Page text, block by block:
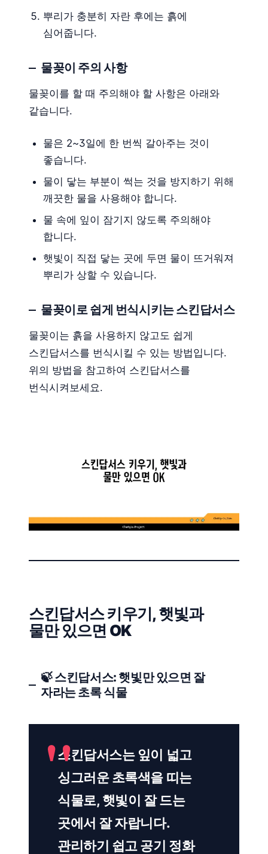
뿌리가 충분히 자란 후에는 흙에
심어줍니다.
물꽂이 주의 사항
물꽂이를 할 때 주의해야 할 사항은 아래와
같습니다.
물은 2~3일에 한 번씩 갈아주는 것이
좋습니다.
물이 닿는 부분이 썩는 것을 방지하기 위해
깨끗한 물을 사용해야 합니다.
물 속에 잎이 잠기지 않도록 주의해야
합니다.
햇빛이 직접 닿는 곳에 두면 물이 뜨거워져
뿌리가 상할 수 있습니다.
물꽂이로 쉽게 번식시키는 스킨답서스
물꽂이는 흙을 사용하지 않고도 쉽게
스킨답서스를 번식시킬 수 있는 방법입니다.
위의 방법을 참고하여 스킨답서스를
번식시켜보세요.
스킨답서스 키우기, 햇빛과
물만 있으면 OK
🍃 스킨답서스: 햇빛만 있으면 잘
자라는 초록 식물
스킨답서스는 잎이 넓고
싱그러운 초록색을 띠는
식물로, 햇빛이 잘 드는
곳에서 잘 자랍니다.
관리하기 쉽고 공기 정화